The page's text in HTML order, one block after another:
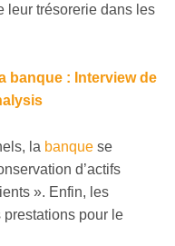
leur trésorerie dans les
banque : Interview de
la banque se
d’actifs
». Enfin, les
prestations pour le